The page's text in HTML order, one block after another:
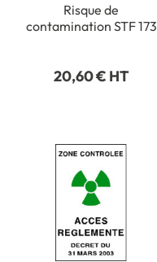
Risque de
contamination STF 173
20,60 € HT